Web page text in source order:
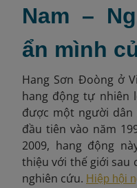
Nam –
ẩn mình
Hang Sơn Đoòng ở
hang động tự nhiên
được một người dân
đầu tiên vào năm
2009, hang động
thiệu với thế giới sau
nghiên cứu. Hiệp hội